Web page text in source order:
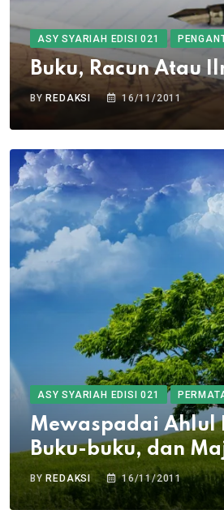
ASY SYARIAH EDISI 021
Buku, Racun Atau
BY REDAKSI 16/11/2011
ASY SYARIAH EDISI 021
Mewaspadai Ahlul
Buku-buku, dan
BY REDAKSI 16/11/2011